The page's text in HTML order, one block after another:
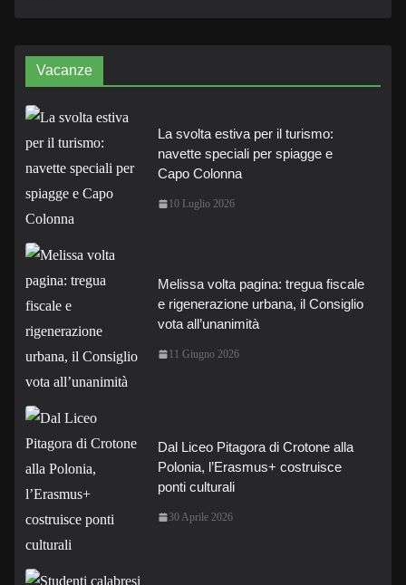
Vacanze
La svolta estiva per il turismo:
navette speciali per spiagge e
Capo Colonna
10 Luglio 2026
Melissa volta pagina: tregua fiscale
e rigenerazione urbana, il Consiglio
vota all’unanimità
11 Giugno 2026
Dal Liceo Pitagora di Crotone alla
Polonia, l’Erasmus+ costruisce
ponti culturali
30 Aprile 2026